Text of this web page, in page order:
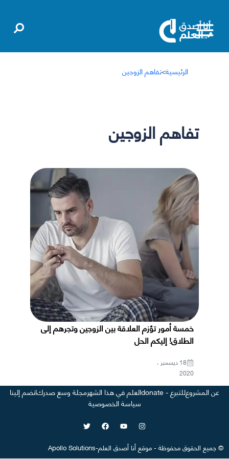
الرئيسية>تفاهم الزوجين
تفاهم الزوجين
خمسة أمور تؤزم العلاقة بين الزوجين وتجرهم إلى
الطلاق! إليكم الحل
18 ديسمبر ،
2020
عن المشروعللتبرع - donate العلم في هذا الشهرمجلة وسع صدركانضم إلينا
سياسة الخصوصية
©جميع الحقوق محفوظة-موقعأنا أصدق العلم-
Apollo Solutions